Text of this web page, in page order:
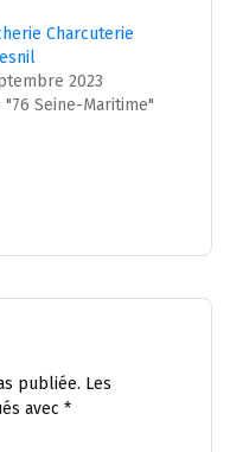
Charcuterie
2023
"76 Seine-Maritime"
publiée. Les
avec *